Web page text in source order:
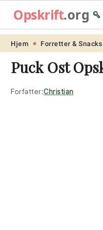
Skip
primary
navigation
Skip
main
content
Skip
primary
sidebar
Skip
footer
Opskrift.org🥄
Hjem Forretter & Snacks
Puck Ost
Forfatter:Christian